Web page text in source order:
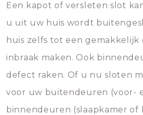
Een kapot of versleten slot
u uit uw huis wordt
huis zelfs tot een gemakkelijk
inbraak maken. Ook
defect raken. Of u nu sloten
voor uw buitendeuren (voor-
binnendeuren (slaapkamer of